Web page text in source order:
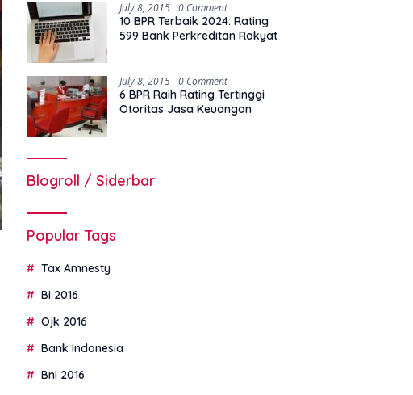
July 8, 2015 0 Comment
10 BPR Terbaik 2024: Rating
599 Bank Perkreditan Rakyat
July 8, 2015 0 Comment
6 BPR Raih Rating Tertinggi
Otoritas Jasa Keuangan
Blogroll / Siderbar
Popular Tags
Tax Amnesty
Bi 2016
Ojk 2016
Bank Indonesia
Bni 2016